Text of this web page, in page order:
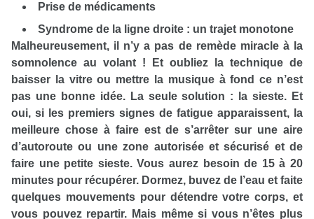
Prise de médicaments
Syndrome de la ligne droite : un trajet monotone
Malheureusement, il n’y a pas de remède miracle à la
somnolence au volant ! Et oubliez la technique de
baisser la vitre ou mettre la musique à fond ce n’est
pas une bonne idée. La seule solution : la sieste. Et
oui, si les premiers signes de fatigue apparaissent, la
meilleure chose à faire est de s’arrêter sur une aire
d’autoroute ou une zone autorisée et sécurisé et de
faire une petite sieste. Vous aurez besoin de 15 à 20
minutes pour récupérer. Dormez, buvez de l’eau et faite
quelques mouvements pour détendre votre corps, et
vous pouvez repartir. Mais même si vous n’êtes plus